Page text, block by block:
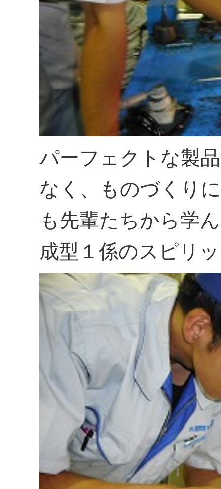
パーフェクトな製
なく、ものづくり
も先輩たちから学
成型１係のスピリ